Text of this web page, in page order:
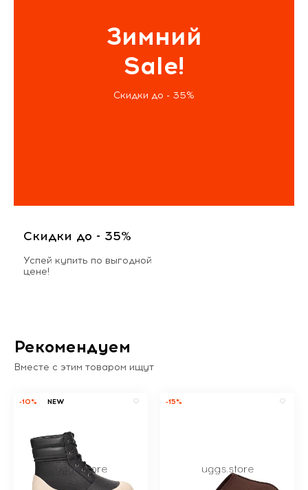
Зимний
Sale!
Скидки до - 35%
Скидки до - 35%
Успей купить по выгодной
цене!
Рекомендуем
Вместе с этим товаром ищут
-10% NEW -15%